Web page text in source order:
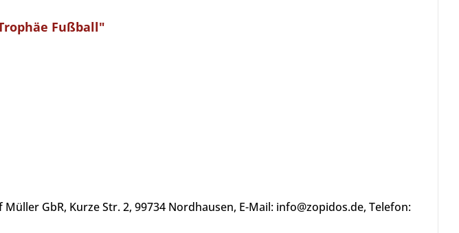
Fußball"
GbR, Kurze Str. 2, 99734 Nordhausen, E-Mail: info@zopidos.de, Telefon: